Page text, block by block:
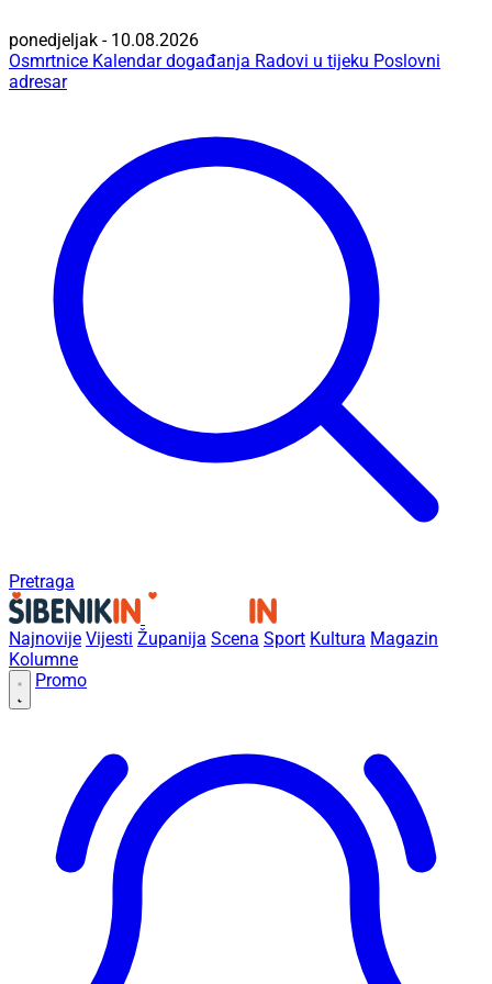
ponedjeljak - 10.08.2026
Osmrtnice Kalendar događanja Radovi u tijeku Poslovni
adresar
Pretraga
Najnovije Vijesti Županija Scena Sport Kultura Magazin
Kolumne
Promo